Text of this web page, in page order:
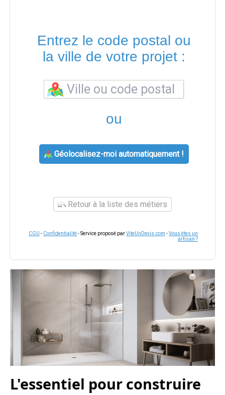
Entrez le code postal ou
la ville de votre projet :
ou
Géolocalisez-moi automatiquement !
Retour à la liste des métiers
CGU - Confidentialité- Service proposé parViteUnDevis.com -Vous êtes un
artisan ?
L'essentiel pour construire